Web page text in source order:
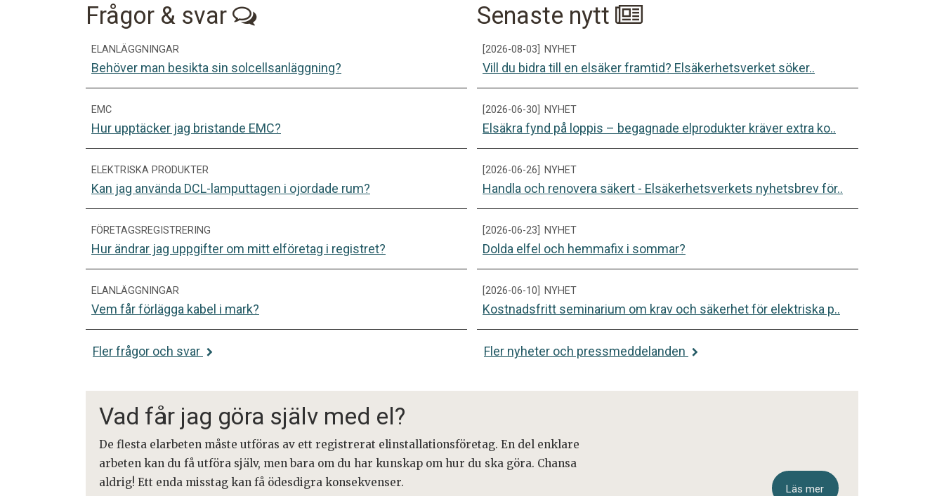
Frågor & svar
ELANLÄGGNINGAR
Behöver man besikta sin solcellsanläggning?
EMC
Hur upptäcker jag bristande EMC?
ELEKTRISKA PRODUKTER
Kan jag använda DCL-lamputtagen i ojordade rum?
FÖRETAGSREGISTRERING
Hur ändrar jag uppgifter om mitt elföretag i registret?
ELANLÄGGNINGAR
Vem får förlägga kabel i mark?
Fler frågor och svar
Senaste nytt
[2026-08-03] NYHET
Vill du bidra till en elsäker framtid? Elsäkerhetsverket söker..
[2026-06-30] NYHET
Elsäkra fynd på loppis – begagnade elprodukter kräver extra ko..
[2026-06-26] NYHET
Handla och renovera säkert - Elsäkerhetsverkets nyhetsbrev för..
[2026-06-23] NYHET
Dolda elfel och hemmafix i sommar?
[2026-06-10] NYHET
Kostnadsfritt seminarium om krav och säkerhet för elektriska p..
Fler nyheter och pressmeddelanden
Vad får jag göra själv med el?
De flesta elarbeten måste utföras av ett registrerat elinstallationsföretag. En del enklare
arbeten kan du få utföra själv, men bara om du har kunskap om hur du ska göra. Chansa
aldrig! Ett enda misstag kan få ödesdigra konsekvenser.
Läs mer